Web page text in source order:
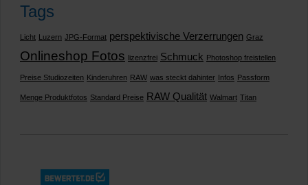
Tags
Licht Luzern JPG-Format perspektivische Verzerrungen Graz
Onlineshop Fotos lizenzfrei Schmuck Photoshop freistellen
Preise Studiozeiten Kinderuhren RAW was steckt dahinter Infos Passform
Menge Produktfotos Standard Preise RAW Qualität Walmart Titan